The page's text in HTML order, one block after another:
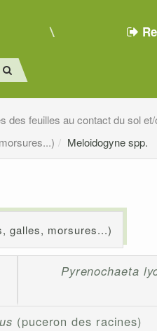
des feuilles au contact du sol
Meloidogyne spp.
galles, morsures...)
Pyrenochaeta
(puceron des racines)